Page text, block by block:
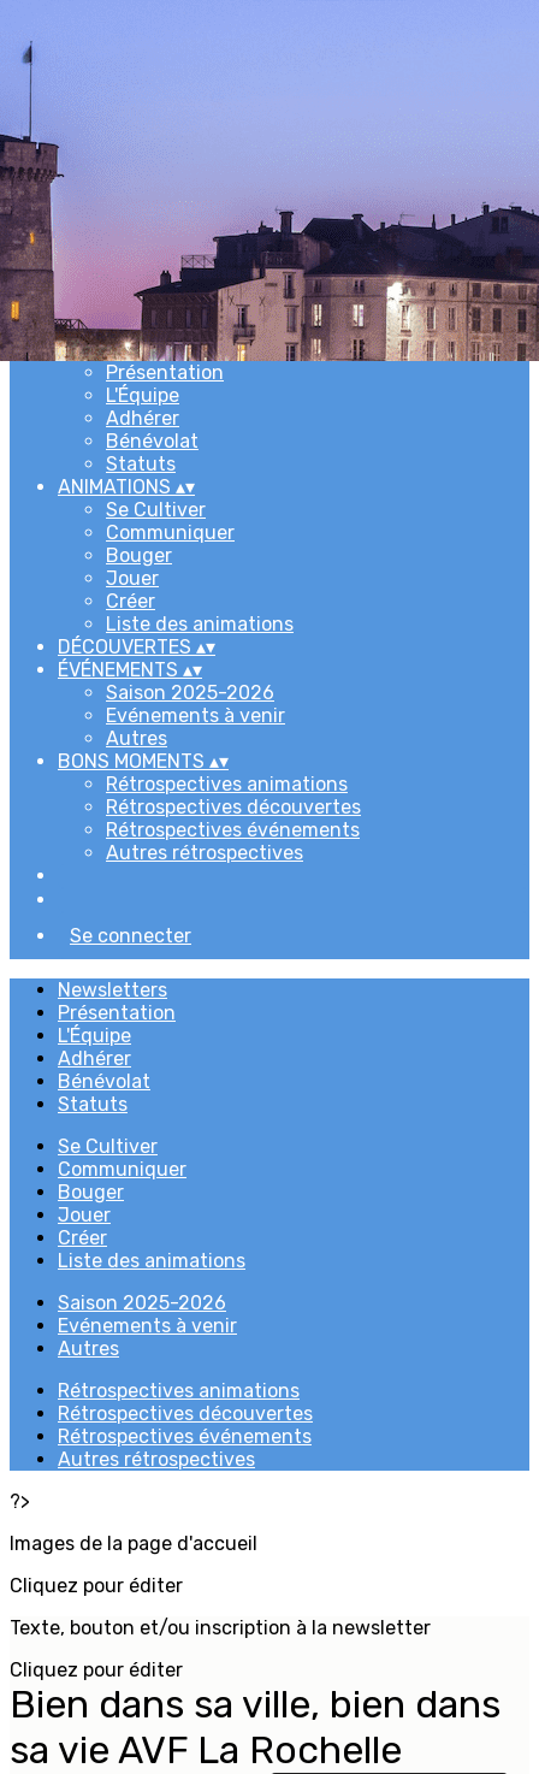
Menu
Ajoutez un logo, un bouton, des réseaux sociaux
Cliquez pour éditer
ACCUEIL▴ ▾
L'ASSOCIATION▴▾
Newsletters
Présentation
L'Équipe
Adhérer
Bénévolat
Statuts
ANIMATIONS ▴▾
Se Cultiver
Communiquer
Bouger
Jouer
Créer
Liste des animations
DÉCOUVERTES ▴▾
ÉVÉNEMENTS ▴▾
Saison 2025-2026
Evénements à venir
Autres
BONS MOMENTS ▴▾
Rétrospectives animations
Rétrospectives découvertes
Rétrospectives événements
Autres rétrospectives
Se connecter
Newsletters
Présentation
L'Équipe
Adhérer
Bénévolat
Statuts
Se Cultiver
Communiquer
Bouger
Jouer
Créer
Liste des animations
Saison 2025-2026
Evénements à venir
Autres
Rétrospectives animations
Rétrospectives découvertes
Rétrospectives événements
Autres rétrospectives
?>
Images de la page d'accueil
Cliquez pour éditer
Texte, bouton et/ou inscription à la newsletter
Cliquez pour éditer
Bien dans sa ville, bien dans
sa vie AVF La Rochelle